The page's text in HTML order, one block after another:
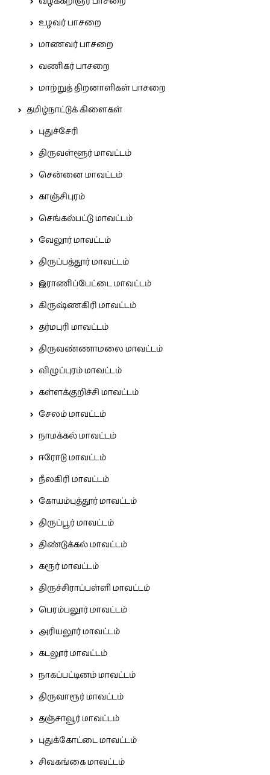
உழவர் பாசறை
மாணவர் பாசறை
வணிகர் பாசறை
மாற்றுத் திறனாளிகள் பாசறை
தமிழ்நாட்டுக் கிளைகள்
புதுச்சேரி
திருவள்ளூர் மாவட்டம்
சென்னை மாவட்டம்
காஞ்சிபுரம்
செங்கல்பட்டு மாவட்டம்
வேலூர் மாவட்டம்
திருப்பத்தூர் மாவட்டம்
இராணிப்பேட்டை மாவட்டம்
கிருஷ்ணகிரி மாவட்டம்
தர்மபுரி மாவட்டம்
திருவண்ணாமலை மாவட்டம்
விழுப்புரம் மாவட்டம்
கள்ளக்குறிச்சி மாவட்டம்
சேலம் மாவட்டம்
நாமக்கல் மாவட்டம்
ஈரோடு மாவட்டம்
நீலகிரி மாவட்டம்
கோயம்புத்தூர் மாவட்டம்
திருப்பூர் மாவட்டம்
திண்டுக்கல் மாவட்டம்
கரூர் மாவட்டம்
திருச்சிராப்பள்ளி மாவட்டம்
பெரம்பலூர் மாவட்டம்
அரியலூர் மாவட்டம்
கடலூர் மாவட்டம்
நாகப்பட்டினம் மாவட்டம்
திருவாரூர் மாவட்டம்
தஞ்சாவூர் மாவட்டம்
புதுக்கோட்டை மாவட்டம்
சிவகங்கை மாவட்டம்